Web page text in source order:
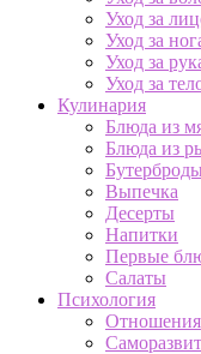
Уход за
Уход за
Уход за
Уход за
Кулинария
Блюда из
Блюда из
Выпечка
Десерты
Напитки
Первые
Салаты
Психология
Отношения